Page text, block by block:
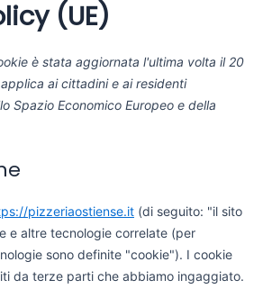
(UE)
è stata aggiornata l'ultima volta il 20
ai cittadini e ai residenti
Spazio Economico Europeo e della
pizzeriaostiense.it (di seguito: "il sito
e altre tecnologie correlate (per
sono definite "cookie"). I cookie
da terze parti che abbiamo ingaggiato.